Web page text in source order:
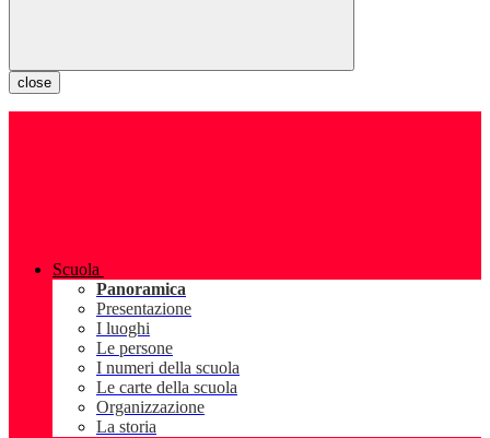
close
Scuola
Panoramica
Presentazione
I luoghi
Le persone
I numeri della scuola
Le carte della scuola
Organizzazione
La storia